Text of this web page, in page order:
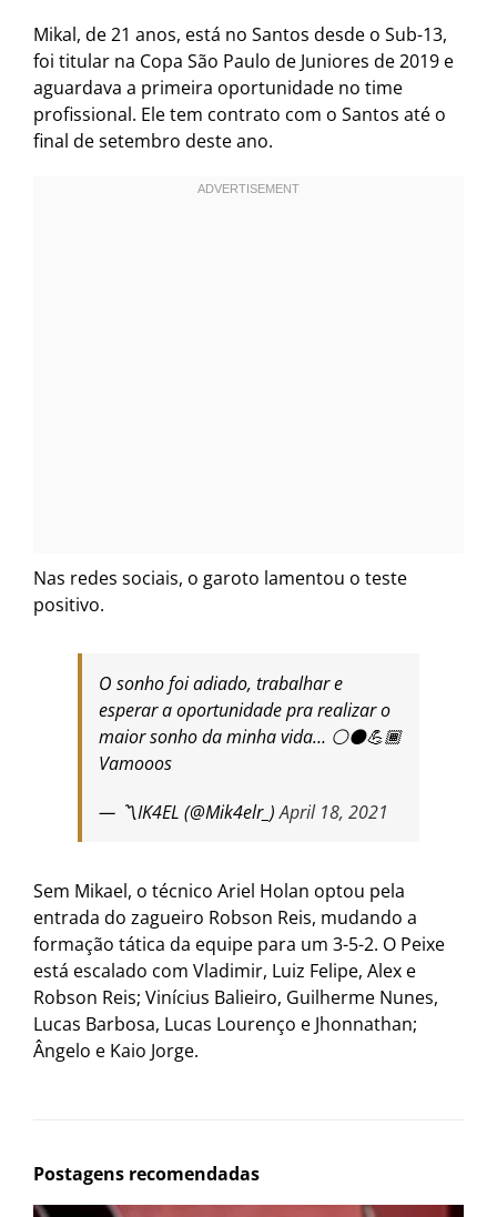
Mikal, de 21 anos, está no Santos desde o Sub-13,
foi titular na Copa São Paulo de Juniores de 2019 e
aguardava a primeira oportunidade no time
profissional. Ele tem contrato com o Santos até o
final de setembro deste ano.
Nas redes sociais, o garoto lamentou o teste
positivo.
O sonho foi adiado, trabalhar e
esperar a oportunidade pra realizar o
maior sonho da minha vida… ⚪️⚫️💪🏾
Vamooos
— 〽️IK4EL (@Mik4elr_)April 18, 2021
Sem Mikael, o técnico Ariel Holan optou pela
entrada do zagueiro Robson Reis, mudando a
formação tática da equipe para um 3-5-2. O Peixe
está escalado com Vladimir, Luiz Felipe, Alex e
Robson Reis; Vinícius Balieiro, Guilherme Nunes,
Lucas Barbosa, Lucas Lourenço e Jhonnathan;
Ângelo e Kaio Jorge.
Postagens recomendadas